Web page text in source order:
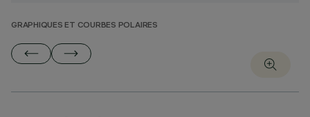
GRAPHIQUES ET COURBES POLAIRES